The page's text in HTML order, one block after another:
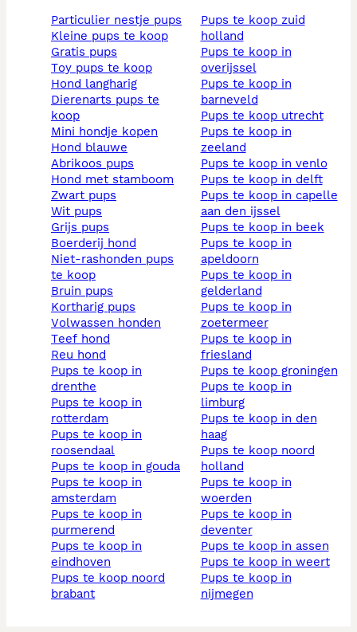
particulier nestje pups
kleine pups te koop
gratis pups
toy pups te koop
hond langharig
dierenarts pups te
koop
mini hondje kopen
hond blauwe
abrikoos pups
hond met stamboom
zwart pups
wit pups
grijs pups
boerderij hond
niet-rashonden pups
te koop
bruin pups
kortharig pups
volwassen honden
teef hond
reu hond
pups te koop in
drenthe
pups te koop in
rotterdam
pups te koop in
roosendaal
pups te koop in gouda
pups te koop in
amsterdam
pups te koop in
purmerend
pups te koop in
eindhoven
pups te koop noord
brabant
pups te koop zuid
holland
pups te koop in
overijssel
pups te koop in
barneveld
pups te koop utrecht
pups te koop in
zeeland
pups te koop in venlo
pups te koop in delft
pups te koop in capelle
aan den ijssel
pups te koop in beek
pups te koop in
apeldoorn
pups te koop in
gelderland
pups te koop in
zoetermeer
pups te koop in
friesland
pups te koop groningen
pups te koop in
limburg
pups te koop in den
haag
pups te koop noord
holland
pups te koop in
woerden
pups te koop in
deventer
pups te koop in assen
pups te koop in weert
pups te koop in
nijmegen